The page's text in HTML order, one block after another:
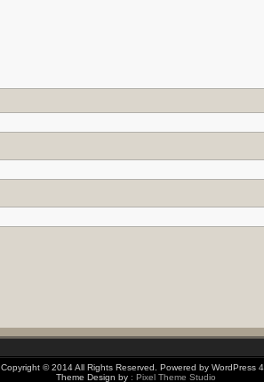
Copyright © 2014 All Rights Reserved. Powered by WordPress
Theme Design by : Pixel Theme Studio